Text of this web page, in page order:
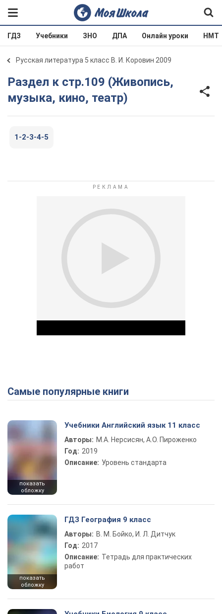
ГДЗ Учебники ЗНО ДПА Онлайн уроки НМТ
Русская литература 5 класс В. И. Коровин 2009
Раздел к стр.109 (Живопись,
музыка, кино, театр)
1-2-3-4-5
Play Video
Самые популярные книги
показать
обложку
Учебники Английский язык 11 класс
Авторы: М.А. Нерсисян, А.О. Пироженко
Год: 2019
Описание: Уровень стандарта
показать
обложку
ГДЗ География 9 класс
Авторы: В. М. Бойко, И. Л. Дитчук
Год: 2017
Описание: Тетрадь для практических
работ